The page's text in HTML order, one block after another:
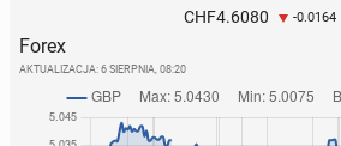
CHF4.6080 -0.0164
Forex
AKTUALIZACJA: 6 SIERPNIA, 08:20